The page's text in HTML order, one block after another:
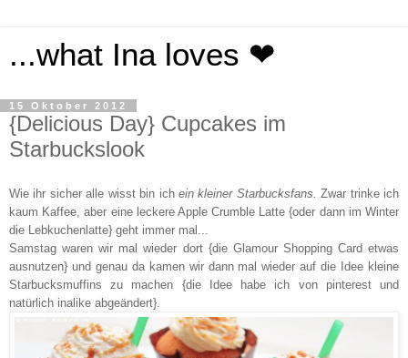
...what Ina loves ❤
15 Oktober 2012
{Delicious Day} Cupcakes im
Starbuckslook
Wie ihr sicher alle wisst bin ich ein kleiner Starbucksfans. Zwar trinke ich
kaum Kaffee, aber eine leckere Apple Crumble Latte {oder dann im Winter
die Lebkuchenlatte} geht immer mal...
Samstag waren wir mal wieder dort {die Glamour Shopping Card etwas
ausnutzen} und genau da kamen wir dann mal wieder auf die Idee kleine
Starbucksmuffins zu machen {die Idee habe ich von pinterest und
natürlich inalike abgeändert}.